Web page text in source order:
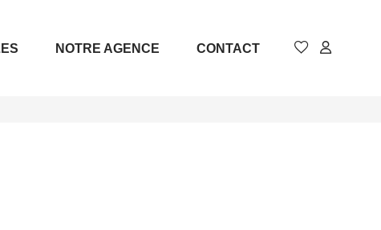
NOTRE AGENCE CONTACT